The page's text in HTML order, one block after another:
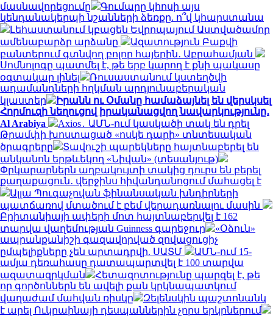
մասնավորեցումը
Գումարը կհոսի այս
կենդանակերպի նշանների ձեռքը. ո՞վ կհարստանա
Լեհաստանում կբացեն Եվրոպայում Աստվածամոր
ամենաբարձր արձանը
Ազատություն Բաքվի
բանտերում գտնվող բոլոր հայերին․ Աբրահամյան
Սոմնոլոգը պատմել է, թե երբ կարող է քնի պակասը
օգտակար լինել
Ռուսաստանում կստեղծվի
ադամանդների հղկման արդյունաբերական
կլաստեր
Իրանն ու Օմանը համաձայնել են վերսկսել
Հորմուզի նեղուցով իրականացվող նավարկությունը․
Al Arabiya
Axios․ ԱՄՆ-ում կասկածի տակ են դրել
Թրամփի խոստացած «ոսկե դարի» տնտեսական
ծրագրերը
Տավուշի պարեկները հայտնաբերել են
անկանոն երթևեկող «Նիվան» (տեսանյութ)
Փրկարարներն աղբակույտի տակից դուրս են բերել
քաղաքացուն․ վերջինս հիվանդանոցում մահացել է
Ալլա Պուգաչովան ֆինանսական խնդիրների
պատճառով մտածում է բեմ վերադառնալու մասին
Բրիտանիայի ափերի մոտ հայտնաբերվել է 162
տարվա վաղեմության Guinness գարեջուր
«Օձուն»
ապրանքանիշի գազավորված զովացուցիչ
ըմպելիքները չեն արտադրվի. ՍԱՏՄ
ԱՄՆ-ում 15-
ամյա դեռահասը դատապարտվել է 100 տարվա
ազատազրկման
Հետազոտությունը պարզել է, թե
որ գործոններն են ավելի քան կրկնապատկում
վաղաժամ մահվան ռիսկը
Զելենսկին պաշտոնանկ
է արել Ուկրաինայի դեսպաններին չորս երկրներում